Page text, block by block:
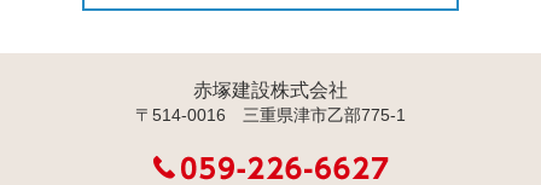
赤塚建設株式会社
〒514-0016 三重県津市乙部775-1